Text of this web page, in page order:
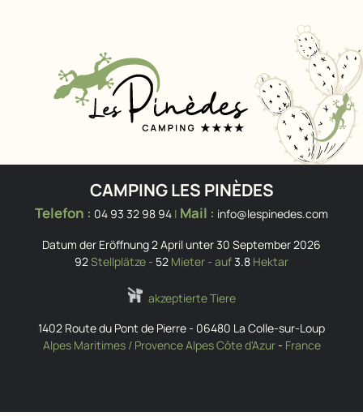
CAMPING LES PINÈDES
Telefon : 04 93 32 98 94 | Mail : info@lespinedes.com
Datum der Eröffnung 2 April unter 30 September 2026
92Stellplätze - 52 Mieter - auf3.8 Hektar
akzeptierte Tiere
1402 Route du Pont de Pierre- 06480 La Colle-sur-Loup
Alpes Maritimes / Provence Alpes Côte d'Azur- France